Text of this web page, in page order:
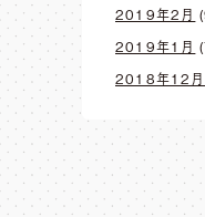
2019年2月
2019年1月
2018年12月